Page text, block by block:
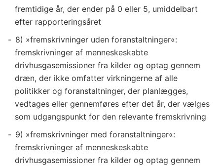
fremtidige år, der ender på 0 eller 5, umiddelbart
efter rapporteringsåret
8) »fremskrivninger uden foranstaltninger«:
fremskrivninger af menneskeskabte
drivhusgasemissioner fra kilder og optag gennem
dræn, der ikke omfatter virkningerne af alle
politikker og foranstaltninger, der planlægges,
vedtages eller gennemføres efter det år, der vælges
som udgangspunkt for den relevante fremskrivning
9) »fremskrivninger med foranstaltninger«:
fremskrivninger af menneskeskabte
drivhusgasemissioner fra kilder og optag gennem